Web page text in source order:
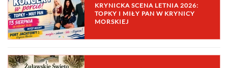
KRYNICKA SCENA LETNIA 2026:
TOPKY I MIŁY PAN W KRYNICY
MORSKIEJ